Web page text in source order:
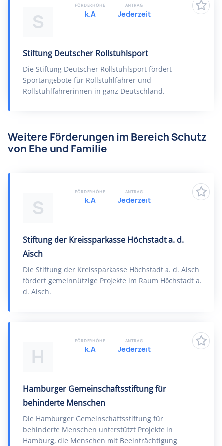
S
Stiftung Deutscher Rollstuhlsport
Die Stiftung Deutscher Rollstuhlsport fördert
Sportangebote für Rollstuhlfahrer und
Rollstuhlfahrerinnen in ganz Deutschland.
FÖRDERHÖHE
k.A
ANTRAG
Jederzeit
Weitere Förderungen im Bereich Schutz
von Ehe und Familie
S
Stiftung der Kreissparkasse Höchstadt a. d.
Aisch
Die Stiftung der Kreissparkasse Höchstadt a. d. Aisch
fördert gemeinnützige Projekte im Raum Höchstadt a.
d. Aisch.
FÖRDERHÖHE
k.A
ANTRAG
Jederzeit
H
Hamburger Gemeinschaftsstiftung für
behinderte Menschen
Die Hamburger Gemeinschaftsstiftung für
behinderte Menschen unterstützt Projekte in
Hamburg, die Menschen mit Beeinträchtigung
FÖRDERHÖHE
k.A
ANTRAG
Jederzeit